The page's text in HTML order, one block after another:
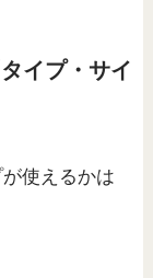
イプ・サイ
使えるかは